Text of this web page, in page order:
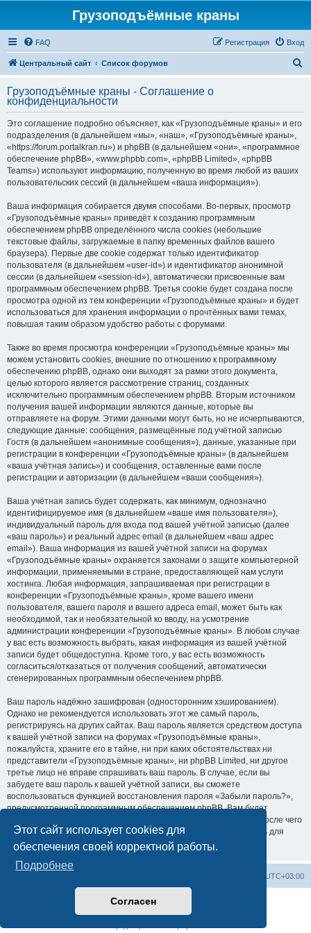
Этот сайт использует cookies для
обеспечения своей корректной работы.
Подробнее
Согласен
Грузоподъёмные краны
FAQ Вход
Регистрация
Центральный сайт Список форумов
с
Грузоподъёмные краны - Соглашение о
конфиденциальности
Это соглашение подробно объясняет, как «Грузоподъёмные краны» и его
подразделения (в дальнейшем «мы», «наш», «Грузоподъёмные краны»,
«https://forum.portalkran.ru») и phpBB (в дальнейшем «они», «программное
обеспечение phpBB», «www.phpbb.com», «phpBB Limited», «phpBB
Teams») используют информацию, полученную во время любой из ваших
пользовательских сессий (в дальнейшем «ваша информация»).
Ваша информация собирается двумя способами. Во-первых, просмотр
«Грузоподъёмные краны» приведёт к созданию программным
обеспечением phpBB определённого числа cookies (небольшие
текстовые файлы, загружаемые в папку временных файлов вашего
браузера). Первые две cookie содержат только идентификатор
пользователя (в дальнейшем «user-id») и идентификатор анонимной
сессии (в дальнейшем «session-id»), автоматически присвоенные вам
программным обеспечением phpBB. Третья cookie будет создана после
просмотра одной из тем конференции «Грузоподъёмные краны» и будет
использоваться для хранения информации о прочтённых вами темах,
повышая таким образом удобство работы с форумами.
Также во время просмотра конференции «Грузоподъёмные краны» мы
можем установить cookies, внешние по отношению к программному
обеспечению phpBB, однако они выходят за рамки этого документа,
целью которого является рассмотрение страниц, созданных
исключительно программным обеспечением phpBB. Вторым источником
получения вашей информации являются данные, которые вы
отправляете на форум. Этими данными могут быть, но не исчерпываются,
следующие данные: сообщения, размещённые под учётной записью
Гостя (в дальнейшем «анонимные сообщения»), данные, указанные при
регистрации в конференции «Грузоподъёмные краны» (в дальнейшем
«ваша учётная запись») и сообщения, оставленные вами после
регистрации и авторизации (в дальнейшем «ваши сообщения»).
Ваша учётная запись будет содержать, как минимум, однозначно
идентифицируемое имя (в дальнейшем «ваше имя пользователя»),
индивидуальный пароль для входа под вашей учётной записью (далее
«ваш пароль») и реальный адрес email (в дальнейшем «ваш адрес
email»). Ваша информация из вашей учётной записи на форумах
«Грузоподъёмные краны» охраняется законами о защите компьютерной
информации, применяемыми в стране, предоставляющей нам услуги
хостинга. Любая информация, запрашиваемая при регистрации в
конференции «Грузоподъёмные краны», кроме вашего имени
пользователя, вашего пароля и вашего адреса email, может быть как
необходимой, так и необязательной ко вводу, на усмотрение
администрации конференции «Грузоподъёмные краны». В любом случае
у вас есть возможность выбрать, какая информация из вашей учётной
записи будет общедоступна. Кроме того, у вас есть возможность
согласиться/отказаться от получения сообщений, автоматически
сгенерированных программным обеспечением phpBB.
Ваш пароль надёжно зашифрован (односторонним хэшированием).
Однако не рекомендуется использовать этот же самый пароль,
регистрируясь на других сайтах. Ваш пароль является средством доступа
к вашей учётной записи на форумах «Грузоподъёмные краны»,
пожалуйста, храните его в тайне, ни при каких обстоятельствах ни
представители «Грузоподъёмные краны», ни phpBB Limited, ни другое
третье лицо не вправе спрашивать ваш пароль. В случае, если вы
забудете ваш пароль к вашей учётной записи, вы сможете
воспользоваться функцией восстановления пароля «Забыли пароль?»,
предусмотренной программным обеспечением phpBB. Вам будет
необходимо ввести ваше имя пользователя и ваш адрес email, после чего
программное обеспечение phpBB сгенерирует вам новый пароль для
вашей учётной записи.
UTC+03:00
Создано на основеphpBB® Forum Software © phpBB Limited
Русская поддержка phpBB